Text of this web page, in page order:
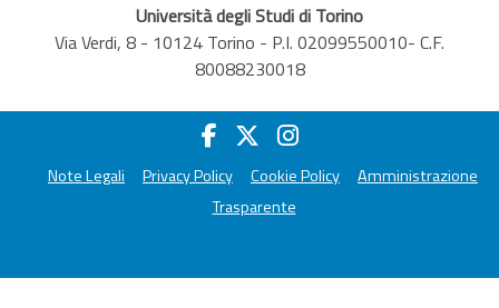
Università degli Studi di Torino
Via Verdi, 8 - 10124 Torino - P.I. 02099550010- C.F.
80088230018
Note Legali Privacy Policy Cookie Policy
Amministrazione
Trasparente